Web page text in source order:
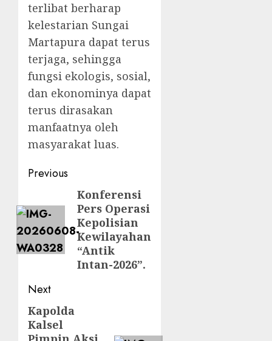
terlibat berharap
kelestarian Sungai
Martapura dapat terus
terjaga, sehingga
fungsi ekologis, sosial,
dan ekonominya dapat
terus dirasakan
manfaatnya oleh
masyarakat luas.
Previous
Konferensi
Pers Operasi
Kepolisian
Kewilayahan
“Antik
Intan-2026”.
Next
Kapolda
Kalsel